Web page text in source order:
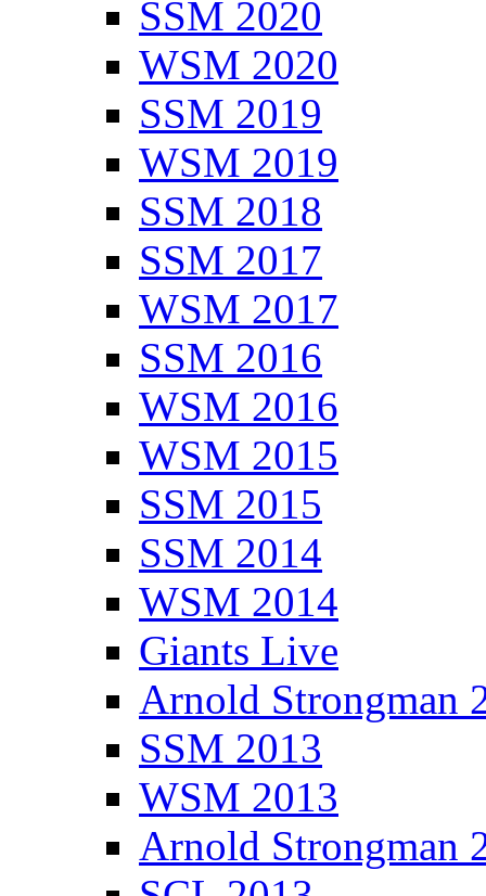
SSM 2020
WSM 2020
SSM 2019
WSM 2019
SSM 2018
SSM 2017
WSM 2017
SSM 2016
WSM 2016
WSM 2015
SSM 2015
SSM 2014
WSM 2014
Giants Live
Arnold Strongman
SSM 2013
WSM 2013
Arnold Strongman